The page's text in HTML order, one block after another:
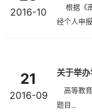
2016-10
根据《南
经个人申
21
2016-09
关于举
高等教育
题目...